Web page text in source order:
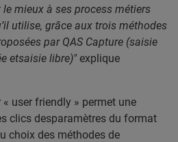
mieux à ses process métiers
utilise, grâce aux trois méthodes
par QAS Capture (saisie
etsaisie libre)" explique
user friendly » permet une
clics desparamètres du format
choix des méthodes de